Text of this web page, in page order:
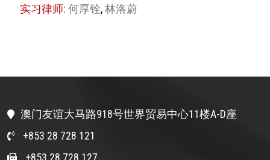
实习律师:何厚铨,林洛蔚
澳门友谊大马路918号世界贸易中心11楼A-D座
+853 28 728 121
+853 28 728 127